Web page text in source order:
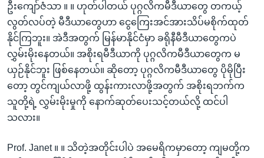
ဦးကျော်ဇံသာ ။ ။ ဟုတ်ပါတယ် ပုဂ္ဂလိကမီဒီယာတွေ တကယ့်
လွတ်လပ်တဲ့ မီဒီယာတွေဟာ ငွေကြေးအင်အားသိပ်မစိုက်ထုတ်
နိုင်ကြဘူး။ အဲဒီအတွက် မြန်မာနိုင်ငံမှာ ခရိုနီမီဒီယာတွေကပဲ
လွှမ်းမိုးနေတယ်။ အစိုးရမီဒီယာကို ပုဂ္ဂလိကမီဒီယာတွေက မ
ယှဉ်နိုင်ဘူး ဖြစ်နေတယ်။ ဆိုတော့ ပုဂ္ဂလိကမီဒီယာတွေ ပိုမိုပြီး
တော့ တွင်ကျယ်လာဖို့ ထွန်းကားလာဖို့အတွက် အစိုးရဘက်က
သူတို့ရဲ့ လွှမ်းမိုးမှုကို နောက်ဆုတ်ပေးသင့်တယ်လို့ ထင်ပါ
သလား။
Prof. Janet ။ ။ သိတဲ့အတိုင်းပါပဲ အမေရိကမှာတော့ ကျမတို့က